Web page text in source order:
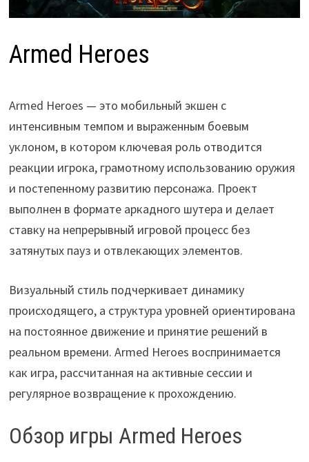
Armed Heroes
Armed Heroes — это мобильный экшен с
интенсивным темпом и выраженным боевым
уклоном, в котором ключевая роль отводится
реакции игрока, грамотному использованию оружия
и постепенному развитию персонажа. Проект
выполнен в формате аркадного шутера и делает
ставку на непрерывный игровой процесс без
затянутых пауз и отвлекающих элементов.
Визуальный стиль подчеркивает динамику
происходящего, а структура уровней ориентирована
на постоянное движение и принятие решений в
реальном времени. Armed Heroes воспринимается
как игра, рассчитанная на активные сессии и
регулярное возвращение к прохождению.
Обзор игры Armed Heroes